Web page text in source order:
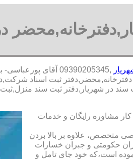
,09390205345 آقای
ثبت اسناد
سند در شهریار,دفتر ثبت سند
مشاوره رایگان و خدمات
متخصص، علاوه بر بالا بردن
حکومتی و جبران خسارات
است،که خود جای تامل و